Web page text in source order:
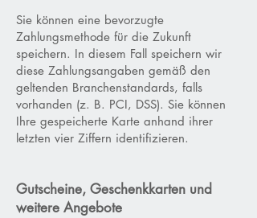
Sie können eine bevorzugte
Zahlungsmethode für die Zukunft
speichern. In diesem Fall speichern wir
diese Zahlungsangaben gemäß den
geltenden Branchenstandards, falls
vorhanden (z. B. PCI, DSS). Sie können
Ihre gespeicherte Karte anhand ihrer
letzten vier Ziffern identifizieren.
Gutscheine, Geschenkkarten und
weitere Angebote